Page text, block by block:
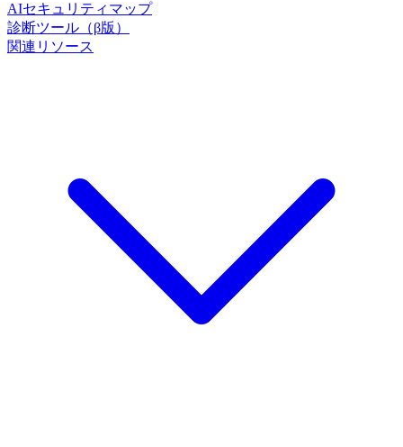
AIセキュリティマップ
診断ツール（β版）
関連リソース